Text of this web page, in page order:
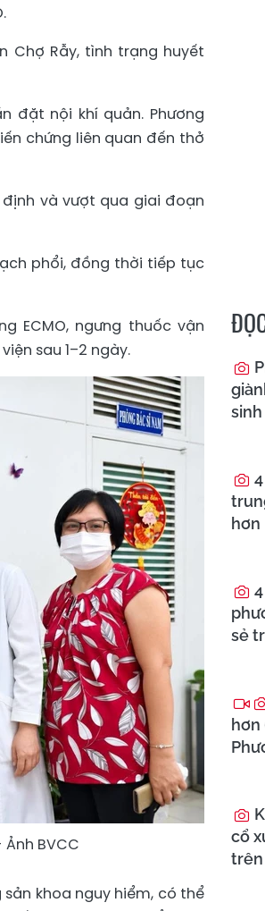
Chợ Rẫy, tình trạng huyết
đặt nội khí quản. Phương
chứng liên quan đến thở
và vượt qua giai đoạn
phổi, đồng thời tiếp tục
ECMO, ngưng thuốc vận
sau 1–2 ngày.
BVCC
khoa nguy hiểm, có thể
hơn
sẻ
hơn
cổ
trên